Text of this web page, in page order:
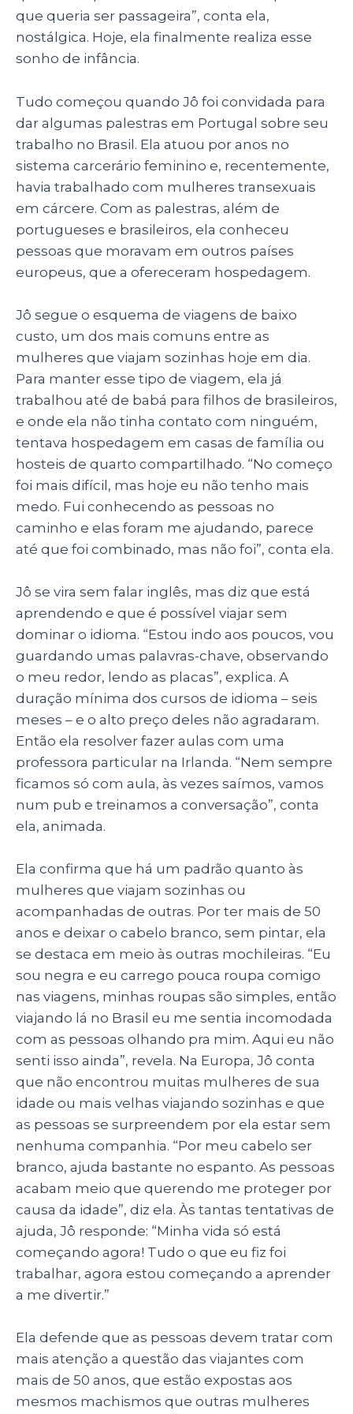
que queria ser passageira”, conta ela,
nostálgica. Hoje, ela finalmente realiza esse
sonho de infância.
Tudo começou quando Jô foi convidada para
dar algumas palestras em Portugal sobre seu
trabalho no Brasil. Ela atuou por anos no
sistema carcerário feminino e, recentemente,
havia trabalhado com mulheres transexuais
em cárcere. Com as palestras, além de
portugueses e brasileiros, ela conheceu
pessoas que moravam em outros países
europeus, que a ofereceram hospedagem.
Jô segue o esquema de viagens de baixo
custo, um dos mais comuns entre as
mulheres que viajam sozinhas hoje em dia.
Para manter esse tipo de viagem, ela já
trabalhou até de babá para filhos de brasileiros,
e onde ela não tinha contato com ninguém,
tentava hospedagem em casas de família ou
hosteis de quarto compartilhado. “No começo
foi mais difícil, mas hoje eu não tenho mais
medo. Fui conhecendo as pessoas no
caminho e elas foram me ajudando, parece
até que foi combinado, mas não foi”, conta ela.
Jô se vira sem falar inglês, mas diz que está
aprendendo e que é possível viajar sem
dominar o idioma. “Estou indo aos poucos, vou
guardando umas palavras-chave, observando
o meu redor, lendo as placas”, explica. A
duração mínima dos cursos de idioma – seis
meses – e o alto preço deles não agradaram.
Então ela resolver fazer aulas com uma
professora particular na Irlanda. “Nem sempre
ficamos só com aula, às vezes saímos, vamos
num pub e treinamos a conversação”, conta
ela, animada.
Ela confirma que há um padrão quanto às
mulheres que viajam sozinhas ou
acompanhadas de outras. Por ter mais de 50
anos e deixar o cabelo branco, sem pintar, ela
se destaca em meio às outras mochileiras. “Eu
sou negra e eu carrego pouca roupa comigo
nas viagens, minhas roupas são simples, então
viajando lá no Brasil eu me sentia incomodada
com as pessoas olhando pra mim. Aqui eu não
senti isso ainda”, revela. Na Europa, Jô conta
que não encontrou muitas mulheres de sua
idade ou mais velhas viajando sozinhas e que
as pessoas se surpreendem por ela estar sem
nenhuma companhia. “Por meu cabelo ser
branco, ajuda bastante no espanto. As pessoas
acabam meio que querendo me proteger por
causa da idade”, diz ela. Às tantas tentativas de
ajuda, Jô responde: “Minha vida só está
começando agora! Tudo o que eu fiz foi
trabalhar, agora estou começando a aprender
a me divertir.”
Ela defende que as pessoas devem tratar com
mais atenção a questão das viajantes com
mais de 50 anos, que estão expostas aos
mesmos machismos que outras mulheres